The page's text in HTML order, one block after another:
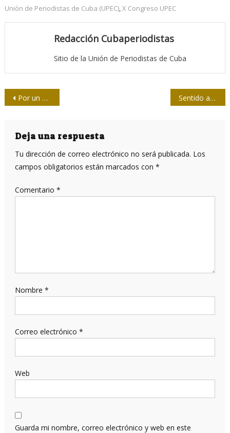
Unión de Periodistas de Cuba (UPEC),X Congreso UPEC
Redacción Cubaperiodistas
Sitio de la Unión de Periodistas de Cuba
Navegación
entradas
Por un mejor periodismo Sentido adiós a la colega Omayda Alonso
Deja una respuesta
Tu dirección de correo electrónico no será publicada. Los
campos obligatorios están marcados con *
Comentario *
Nombre *
Correo electrónico *
Web
Guarda mi nombre, correo electrónico y web en este